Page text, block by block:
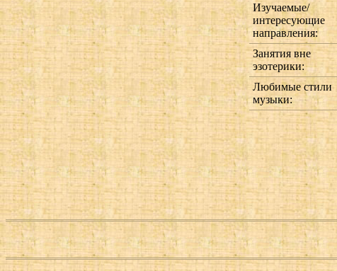
Изучаемые/
интересующие
направления:
Занятия вне
эзотерики:
Любимые стили
музыки: